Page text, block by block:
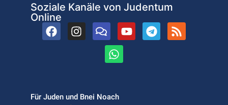
Soziale Kanäle von Judentum
Online
Für Juden und Bnei Noach